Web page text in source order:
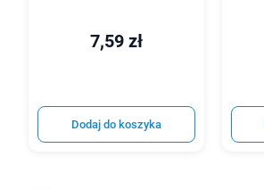
7,59 zł
Dodaj do koszyka